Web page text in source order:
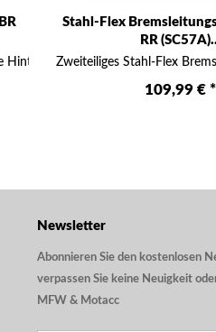
Hinterrad-Bremse inklusive dem für
Stahl-Flex
RR
Zweiteiliges Stahl-Flex
109,99 € *
Newsletter
Abonnieren Sie den kostenlosen
verpassen Sie keine Neuigkeit
MFW & Motacc